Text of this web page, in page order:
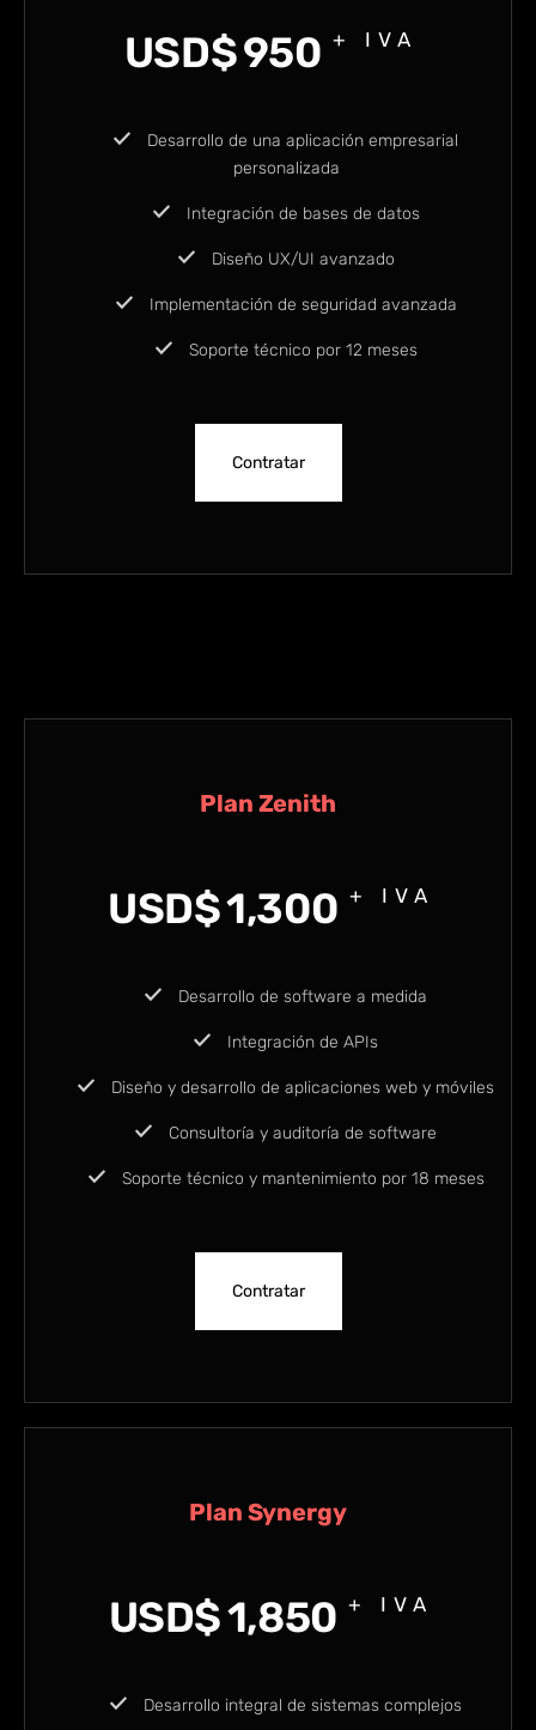
USD$950 + IVA
Desarrollo de una aplicación empresarial
personalizada
Integración de bases de datos
Diseño UX/UI avanzado
Implementación de seguridad avanzada
Soporte técnico por 12 meses
Contratar
Plan Zenith
USD$1,300 + IVA
Desarrollo de software a medida
Integración de APIs
Diseño y desarrollo de aplicaciones web y móviles
Consultoría y auditoría de software
Soporte técnico y mantenimiento por 18 meses
Contratar
Plan Synergy
USD$1,850 + IVA
Desarrollo integral de sistemas complejos